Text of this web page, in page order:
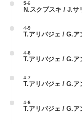
5-9
N.スクプスキ / J.サ
4-9
T.アリバジェ / G.ア
4-8
T.アリバジェ / G.ア
4-7
T.アリバジェ / G.ア
4-6
T.アリバジェ / G.ア